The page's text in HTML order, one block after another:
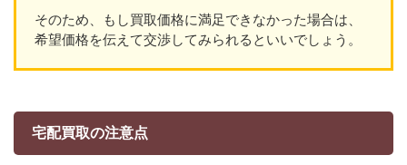
そのため、もし買取価格に満足できなかった場合は、
希望価格を伝えて交渉してみられるといいでしょう。
宅配買取の注意点